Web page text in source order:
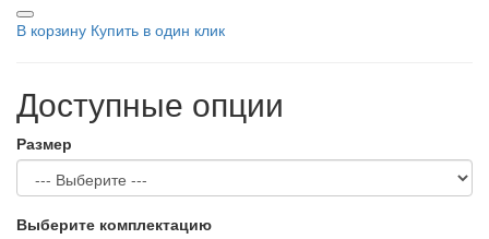
В корзину Купить в один клик
Доступные опции
Размер
Выберите комплектацию